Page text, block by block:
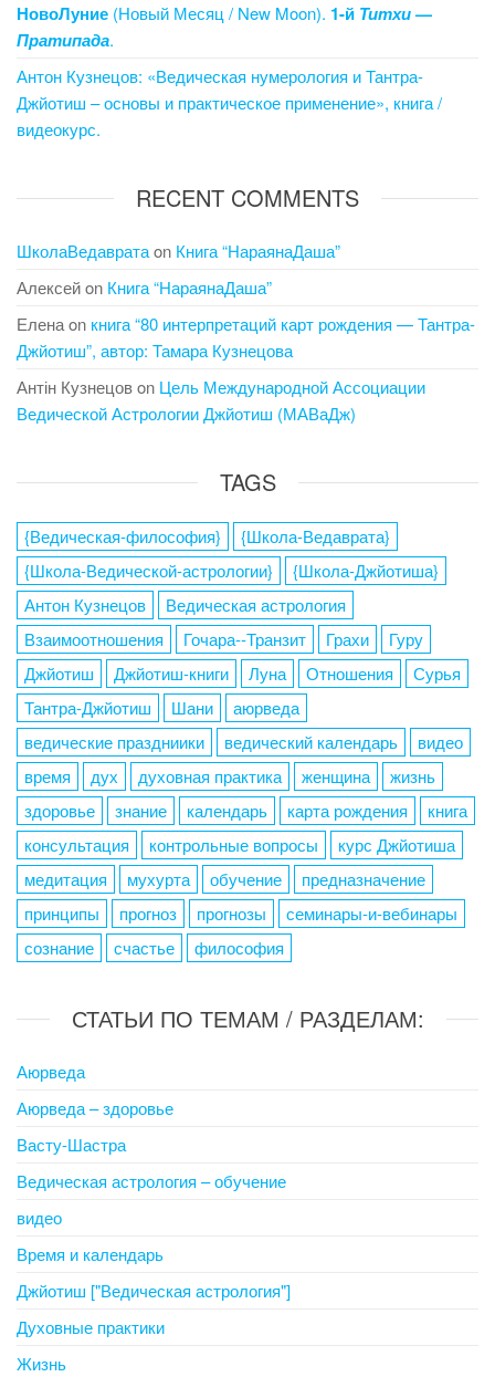
НовоЛуние (Новый Месяц / New Moon). 1-й Титхи—
Пратипада.
Антон Кузнецов: «Ведическая нумерология и Тантра-
Джйотиш – основы и практическое применение», книга /
видеокурс.
RECENT COMMENTS
ШколаВедавратаon Книга “НараянаДаша”
Алексейon Книга “НараянаДаша”
Еленаon книга “80 интерпретаций карт рождения — Тантра-
Джйотиш”, автор: Тамара Кузнецова
Антін Кузнецовon Цель Международной Ассоциации
Ведической Астрологии Джйотиш (МАВаДж)
TAGS
{Ведическая-философия}
{Школа-Ведаврата}
{Школа-Ведической-астрологии}
{Школа-Джйотиша}
Антон Кузнецов
Ведическая астрология
Взаимоотношения
Гочара--Транзит Грахи
Гуру
Джйотиш
Джйотиш-книги Луна Отношения
Сурья
Тантра-Джйотиш
Шани
аюрведа
ведические праздниики
ведический календарь
видео
время
дух духовная практика женщина
жизнь
здоровье
знание календарь карта рождения
книга
консультация
контрольные вопросы
курс Джйотиша
медитация
мухурта обучение
предназначение
принципы
прогноз прогнозы
семинары-и-вебинары
сознание
счастье философия
СТАТЬИ ПО ТЕМАМ / РАЗДЕЛАМ:
Аюрведа
Аюрведа – здоровье
Васту-Шастра
Ведическая астрология – обучение
видео
Время и календарь
Джйотиш ["Ведическая астрология"]
Духовные практики
Жизнь